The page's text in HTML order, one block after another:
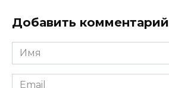
Добавить комментарий
Имя
*
Email